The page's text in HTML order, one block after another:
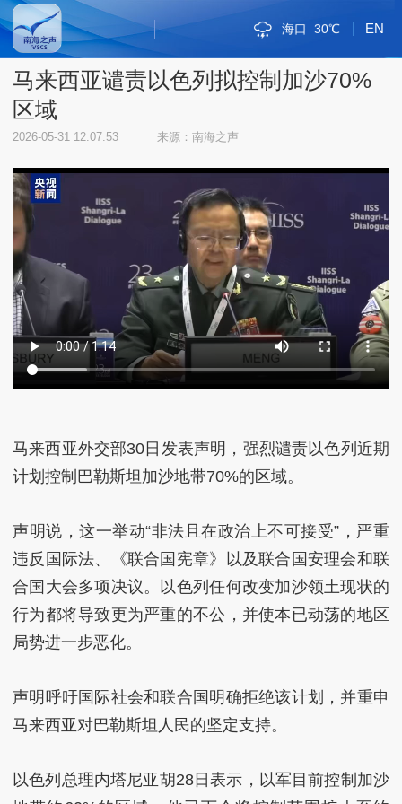
EN
河内 32℃
三沙 32℃
三亚 29℃
琼海 32℃
海口 30℃
斯里巴加湾 34℃
金边 34℃
雅加达 34℃
万象 29℃
吉隆坡 36℃
马尼拉 30℃
新加坡市 34℃
曼谷 33℃
内比都 31℃
河内 32℃
三沙 32℃
马来西亚谴责以色列拟控制加沙70%
区域
2026-05-31 12:07:53 来源：南海之声
马来西亚外交部30日发表声明，强烈谴责以色列近期
计划控制巴勒斯坦加沙地带70%的区域。
声明说，这一举动“非法且在政治上不可接受”，严重
违反国际法、《联合国宪章》以及联合国安理会和联
合国大会多项决议。以色列任何改变加沙领土现状的
行为都将导致更为严重的不公，并使本已动荡的地区
局势进一步恶化。
声明呼吁国际社会和联合国明确拒绝该计划，并重申
马来西亚对巴勒斯坦人民的坚定支持。
以色列总理内塔尼亚胡28日表示，以军目前控制加沙